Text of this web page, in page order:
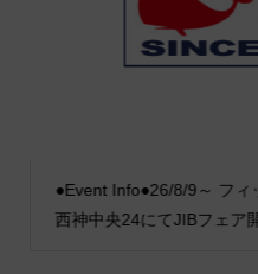
●Event Info●26/8/9～ フィ
西神中央24にてJIBフェア